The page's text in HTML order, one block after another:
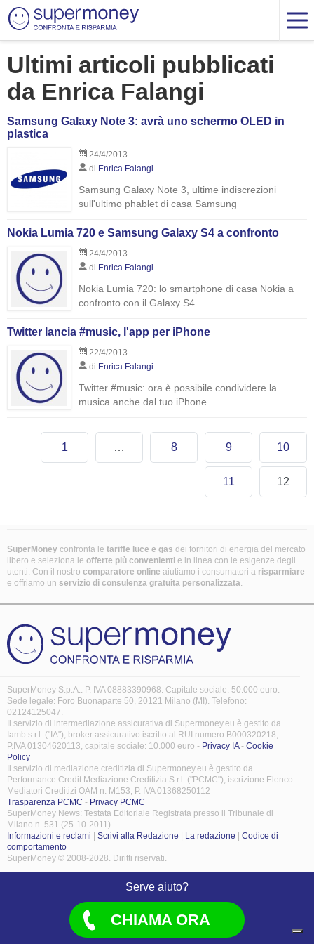
Ultimi articoli pubblicati
da Enrica Falangi
Samsung Galaxy Note 3: avrà uno schermo OLED in
plastica
24/4/2013
di Enrica Falangi
Samsung Galaxy Note 3, ultime indiscrezioni
sull'ultimo phablet di casa Samsung
Nokia Lumia 720 e Samsung Galaxy S4 a confronto
24/4/2013
di Enrica Falangi
Nokia Lumia 720: lo smartphone di casa Nokia a
confronto con il Galaxy S4.
Twitter lancia #music, l'app per iPhone
22/4/2013
di Enrica Falangi
Twitter #music: ora è possibile condividere la
musica anche dal tuo iPhone.
1 … 8 9 10
11 12
SuperMoney confronta le tariffe luce e gas dei fornitori di energia del mercato
libero e seleziona le offerte più convenienti e in linea con le esigenze degli
utenti. Con il nostro comparatore online aiutiamo i consumatori a risparmiare
e offriamo un servizio di consulenza gratuita personalizzata.
SuperMoney S.p.A.: P. IVA 08883390968. Capitale sociale: 50.000 euro.
Sede legale: Foro Buonaparte 50, 20121 Milano (MI). Telefono:
02124125047.
Il servizio di intermediazione assicurativa di Supermoney.eu è gestito da
Iamb s.r.l. ("IA"), broker assicurativo iscritto al RUI numero B000320218,
P.IVA 01304620113, capitale sociale: 10.000 euro - Privacy IA- Cookie
Policy
Il servizio di mediazione creditizia di Supermoney.eu è gestito da
Performance Credit Mediazione Creditizia S.r.l. ("PCMC"), iscrizione Elenco
Mediatori Creditizi OAM n. M153, P. IVA 01368250112
Trasparenza PCMC - Privacy PCMC
SuperMoney News: Testata Editoriale Registrata presso il Tribunale di
Milano n. 531 (25-10-2011)
Informazioni e reclami
Scrivi alla Redazione La redazione
Codice di
comportamento
SuperMoney © 2008-2028. Diritti riservati.
Serve aiuto?
CHIAMA ORA